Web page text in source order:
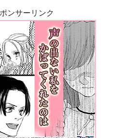
ンサーリンク